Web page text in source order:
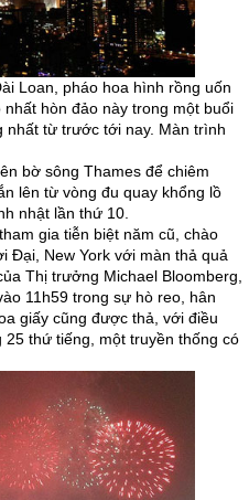
Loan, pháo hoa hình rồng uốn
hòn đảo này trong một buổi
nhất từ trước tới nay. Màn trình
bờ sông Thames để chiêm
lên từ vòng đu quay khổng lồ
nhật lần thứ 10.
gia tiễn biệt năm cũ, chào
Đại, New York với màn thả quả
Thị trưởng Michael Bloomberg,
11h59 trong sự hò reo, hân
giấy cũng được thả, với điều
thứ tiếng, một truyền thống có